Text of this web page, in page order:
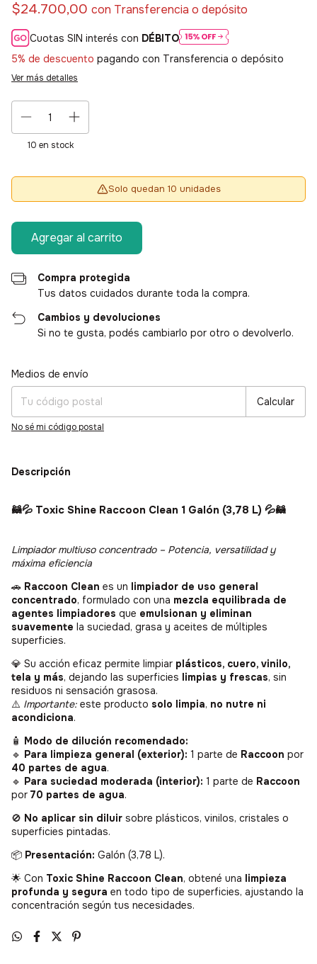
$24.700,00 con Transferencia o depósito
Cuotas SIN interés con DÉBITO
5% de descuento pagando con Transferencia o depósito
Ver más detalles
10 en stock
Solo quedan 10 unidades
Compra protegida
Tus datos cuidados durante toda la compra.
Cambios y devoluciones
Si no te gusta, podés cambiarlo por otro o devolverlo.
Entregas para el CP:
Medios de envío
Calcular
No sé mi código postal
Descripción
🦝💦 Toxic Shine Raccoon Clean 1 Galón (3,78 L) 💦🦝
Limpiador multiuso concentrado – Potencia, versatilidad y
máxima eficiencia
🚗 Raccoon Clean es un limpiador de uso general
concentrado, formulado con una mezcla equilibrada de
agentes limpiadores que emulsionan y eliminan
suavemente la suciedad, grasa y aceites de múltiples
superficies.
💎 Su acción eficaz permite limpiar plásticos, cuero, vinilo,
tela y más, dejando las superficies limpias y frescas, sin
residuos ni sensación grasosa.
⚠️ Importante: este producto solo limpia, no nutre ni
acondiciona.
🧴
Modo de dilución recomendado:
🔹 Para limpieza general (exterior): 1 parte de Raccoon por
40 partes de agua.
🔹 Para suciedad moderada (interior): 1 parte de Raccoon
por 70 partes de agua.
🚫 No aplicar sin diluir sobre plásticos, vinilos, cristales o
superficies pintadas.
📦 Presentación: Galón (3,78 L).
🌟 Con Toxic Shine Raccoon Clean, obtené una limpieza
profunda y segura en todo tipo de superficies, ajustando la
concentración según tus necesidades.